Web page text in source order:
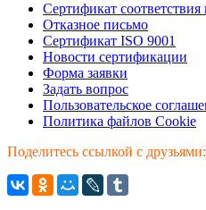
Сертификат
Отказное письмо
Сертификат ISO 9001
Новости сертификации
Форма заявки
Задать вопрос
Пользовательское
Политика файлов Cookie
Поделитесь ссылкой с друзьями: